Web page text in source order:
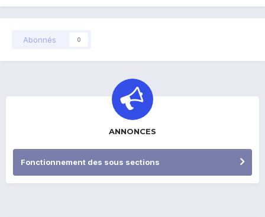
Abonnés 0
ANNONCES
Fonctionnement des sous sections